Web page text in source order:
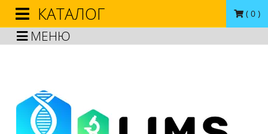
МЕНЮ
( 0 )
КАТАЛОГ